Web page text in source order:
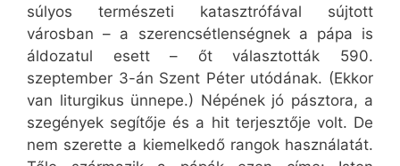
súlyos természeti katasztrófával sújtott
városban – a szerencsétlenségnek a pápa is
áldozatul esett – őt választották 590.
szeptember 3-án Szent Péter utódának. (Ekkor
van liturgikus ünnepe.) Népének jó pásztora, a
szegények segítője és a hit terjesztője volt. De
nem szerette a kiemelkedő rangok használatát.